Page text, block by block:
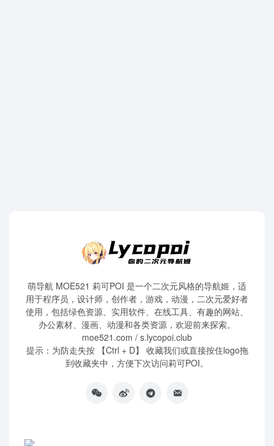
萌导航 MOE521 莉可POI 是一个二次元风格的导航姬，适
用于程序员，设计师，创作者，游戏，动漫，二次元爱好者
使用，包括绿色资源、实用软件、在线工具、有趣的网站、
办公素材、漫画、动漫和各类资源，欢迎前来探索。
moe521.com / s.lycopoi.club
提示：为防走失按 【Ctrl + D】 收藏我们或直接按住logo拖
到收藏夹中，方便下次访问莉可POI。